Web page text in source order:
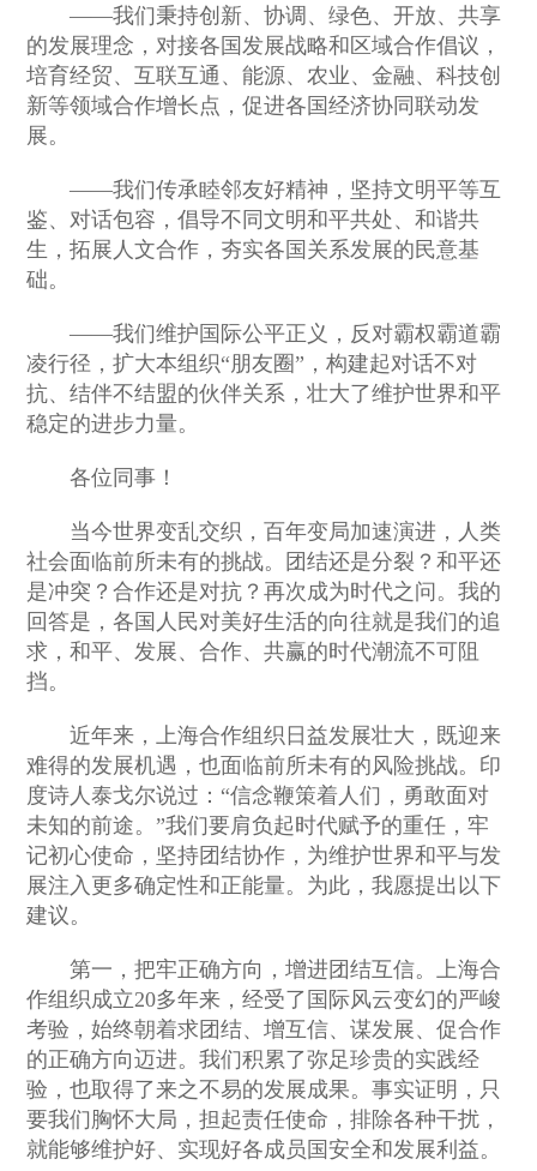
——我们秉持创新、协调、绿色、开放、共享
的发展理念，对接各国发展战略和区域合作倡议，
培育经贸、互联互通、能源、农业、金融、科技创
新等领域合作增长点，促进各国经济协同联动发
展。
——我们传承睦邻友好精神，坚持文明平等互
鉴、对话包容，倡导不同文明和平共处、和谐共
生，拓展人文合作，夯实各国关系发展的民意基
础。
——我们维护国际公平正义，反对霸权霸道霸
凌行径，扩大本组织“朋友圈”，构建起对话不对
抗、结伴不结盟的伙伴关系，壮大了维护世界和平
稳定的进步力量。
各位同事！
当今世界变乱交织，百年变局加速演进，人类
社会面临前所未有的挑战。团结还是分裂？和平还
是冲突？合作还是对抗？再次成为时代之问。我的
回答是，各国人民对美好生活的向往就是我们的追
求，和平、发展、合作、共赢的时代潮流不可阻
挡。
近年来，上海合作组织日益发展壮大，既迎来
难得的发展机遇，也面临前所未有的风险挑战。印
度诗人泰戈尔说过：“信念鞭策着人们，勇敢面对
未知的前途。”我们要肩负起时代赋予的重任，牢
记初心使命，坚持团结协作，为维护世界和平与发
展注入更多确定性和正能量。为此，我愿提出以下
建议。
第一，把牢正确方向，增进团结互信。上海合
作组织成立20多年来，经受了国际风云变幻的严峻
考验，始终朝着求团结、增互信、谋发展、促合作
的正确方向迈进。我们积累了弥足珍贵的实践经
验，也取得了来之不易的发展成果。事实证明，只
要我们胸怀大局，担起责任使命，排除各种干扰，
就能够维护好、实现好各成员国安全和发展利益。